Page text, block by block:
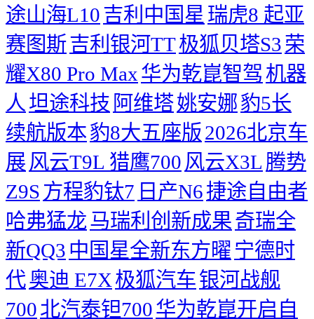
途山海L10吉利中国星 瑞虎8 起亚
赛图斯吉利银河TT极狐贝塔S3荣
耀X80 Pro Max华为乾崑智驾 机器
人 坦途科技 阿维塔姚安娜豹5长
续航版本豹8大五座版2026北京车
展 风云T9L 猎鹰700 风云X3L 腾势
Z9S 方程豹钛7 日产N6捷途自由者
哈弗猛龙马瑞利创新成果奇瑞全
新QQ3 中国星全新东方曜 宁德时
代奥迪 E7X极狐汽车银河战舰
700北汽泰钽700华为乾崑开启自